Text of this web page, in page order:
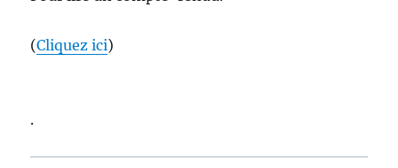
(Cliquez ici)
.